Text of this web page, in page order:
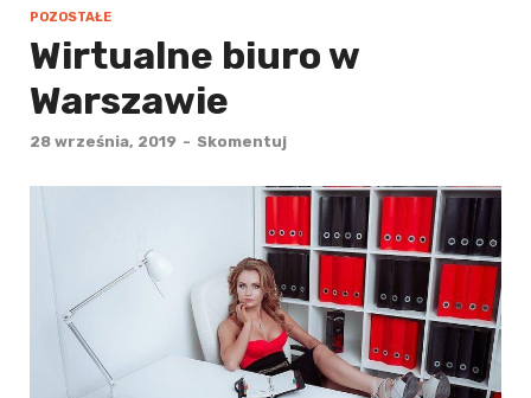
POZOSTAŁE
Wirtualne biuro w
Warszawie
28 września, 2019 - Skomentuj